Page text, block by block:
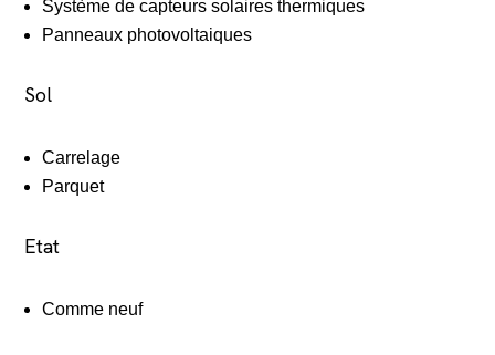
Système de capteurs solaires thermiques
Panneaux photovoltaiques
Sol
Carrelage
Parquet
Etat
Comme neuf